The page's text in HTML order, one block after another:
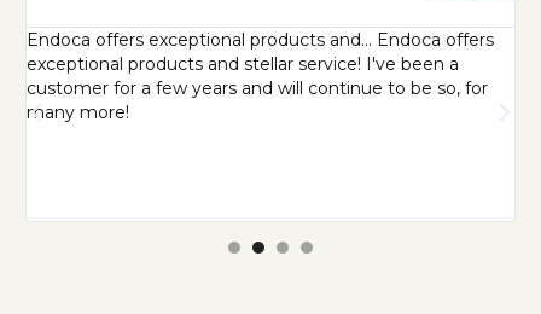
Endoca offers exceptional products and… Endoca offers
exceptional products and stellar service! I've been a
customer for a few years and will continue to be so, for
many more!